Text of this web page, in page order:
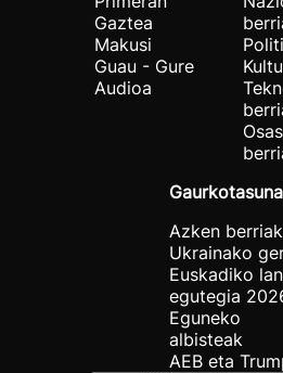
Gaztea
Makusi
Guau - Gure
Audioa
Gaurkotasuna
Azken berriak
Ukrainako
Euskadiko lan
egutegia
Eguneko
albisteak
AEB eta